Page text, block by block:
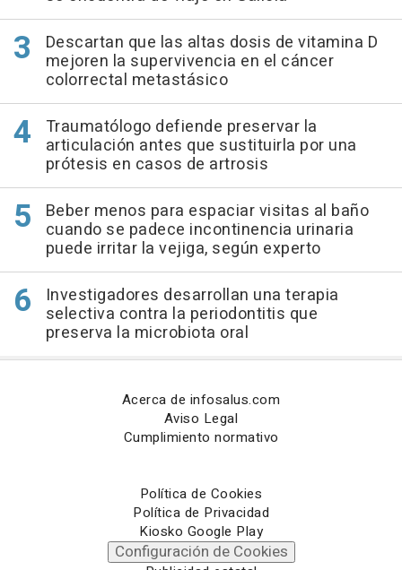
Descartan que las altas dosis de vitamina D
mejoren la supervivencia en el cáncer
colorrectal metastásico
Traumatólogo defiende preservar la
articulación antes que sustituirla por una
prótesis en casos de artrosis
Beber menos para espaciar visitas al baño
cuando se padece incontinencia urinaria
puede irritar la vejiga, según experto
Investigadores desarrollan una terapia
selectiva contra la periodontitis que
preserva la microbiota oral
Acerca de infosalus.com
Aviso Legal
Cumplimiento normativo
Política de Cookies
Política de Privacidad
Kiosko Google Play
Configuración de Cookies